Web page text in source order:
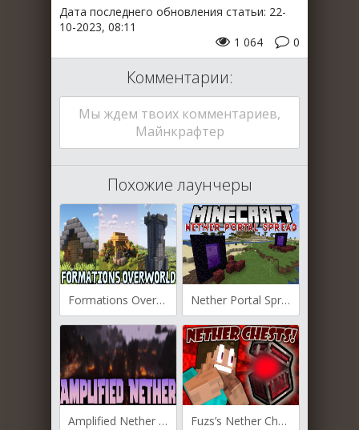
Дата последнего обновления статьи: 22-
10-2023, 08:11
0
1 064
Комментарии:
Мы ждем твоих комментариев,
Майнкрафтер
Похожие лаунчеры
Formations Overworld для Майнкрафт [1.20.2, 1.20.1] Nether Portal Spread для Майнкрафт [1.20.2, 1.20.1, 1.20]
Amplified Nether для Майнкрафт [1.20.1, 1.19.4, 1.19.3] Fuzs’s Nether Chest для Майнкрафт 1.19.2